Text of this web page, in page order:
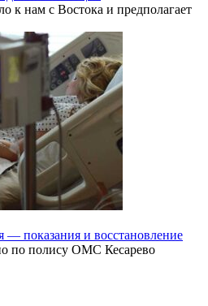
к нам с Востока и предполагает
— показания и восстановление
по полису ОМС Кесарево